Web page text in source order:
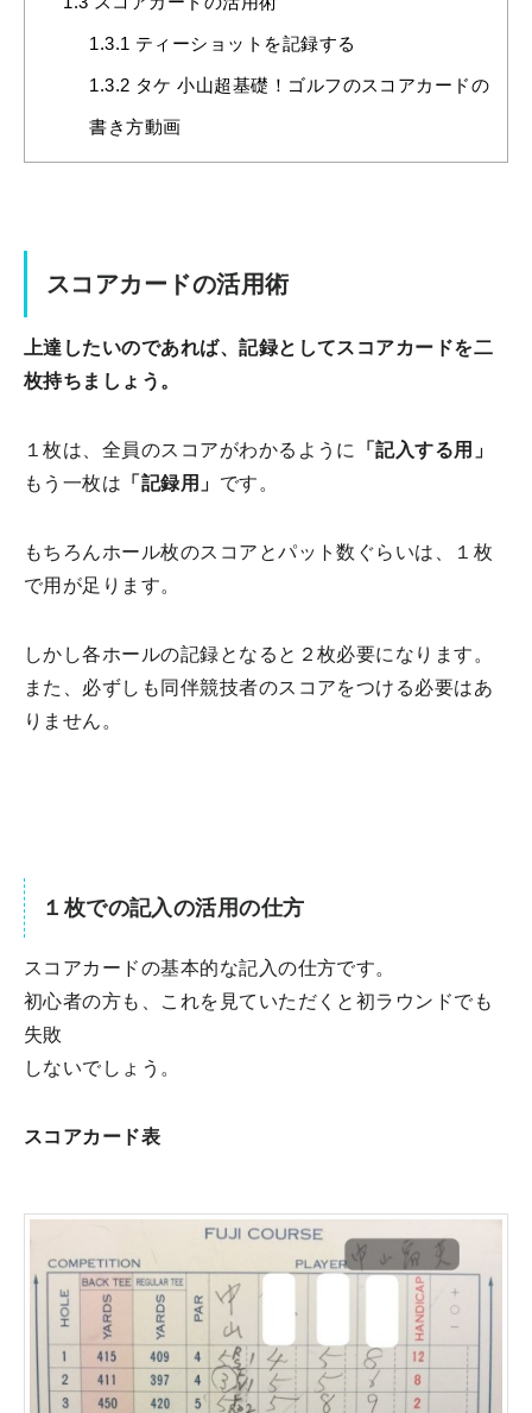
1.3.1 ティーショットを記録する
1.3.2 タケ 小山超基礎！ゴルフのスコアカードの
書き方動画
スコアカードの活用術
上達したいのであれば、記録としてスコアカードを二
枚持ちましょう。
１枚は、全員のスコアがわかるように
「記入する用」
もう一枚は 「記録用」 です。
もちろんホール枚のスコアとパット数ぐらいは、１枚
で用が足ります。
しかし各ホールの記録となると２枚必要になります。
また、必ずしも同伴競技者のスコアをつける必要はあ
りません。
１枚での記入の活用の仕方
スコアカードの基本的な記入の仕方です。
初心者の方も、これを見ていただくと初ラウンドでも
失敗
しないでしょう。
スコアカード表